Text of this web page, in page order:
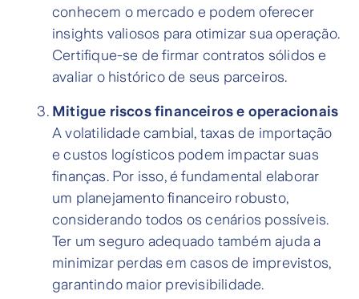
conhecem o mercado e podem oferecer
insights valiosos para otimizar sua operação.
Certifique-se de firmar contratos sólidos e
avaliar o histórico de seus parceiros.
Mitigue riscos financeiros e operacionais
A volatilidade cambial, taxas de importação
e custos logísticos podem impactar suas
finanças. Por isso, é fundamental elaborar
um planejamento financeiro robusto,
considerando todos os cenários possíveis.
Ter um seguro adequado também ajuda a
minimizar perdas em casos de imprevistos,
garantindo maior previsibilidade.